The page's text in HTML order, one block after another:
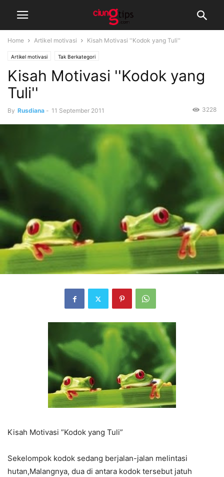
Home Artikel motivasi Kisah Motivasi ''Kodok yang Tuli''
Artikel motivasi Tak Berkategori
Kisah Motivasi ''Kodok yang
Tuli''
By Rusdiana - 11 September 2011 3228
Kisah Motivasi ”Kodok yang Tuli”
Sekelompok kodok sedang berjalan-jalan melintasi
hutan,Malangnya, dua di antara kodok tersebut jatuh